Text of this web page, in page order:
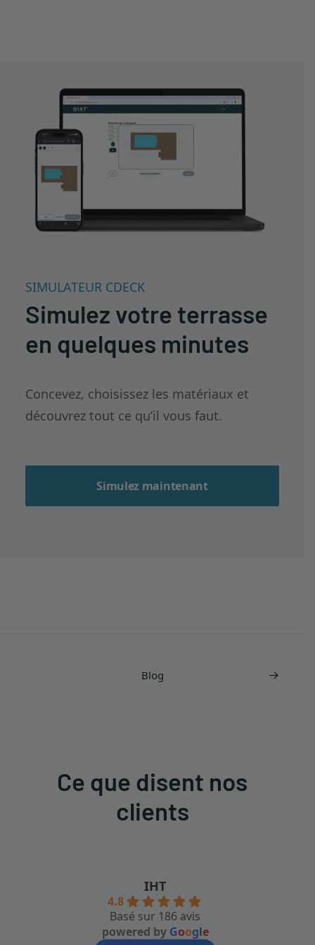
SIMULATEUR CDECK
Simulez votre terrasse
en quelques minutes
Concevez, choisissez les matériaux et
découvrez tout ce qu’il vous faut.
Simulez maintenant
Blog
Ce que disent nos
clients
IHT
4.8
Basé sur 186 avis
powered by Google